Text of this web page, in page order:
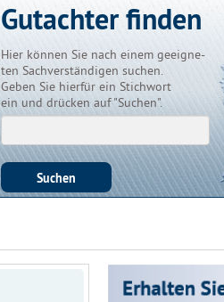
Gutachter finden
Hier können Sie nach einem geeigne-
ten Sachverständigen suchen.
Geben Sie hierfür ein Stichwort
ein und drücken auf "Suchen".